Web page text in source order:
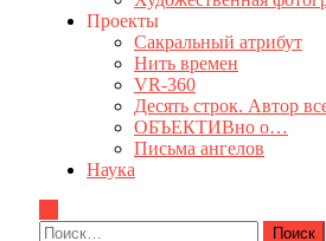
Проекты
Сакральный атрибут
Нить времен
VR-360
Десять строк. Автор
ОБЪЕКТИВно о…
Письма ангелов
Наука
Найти: